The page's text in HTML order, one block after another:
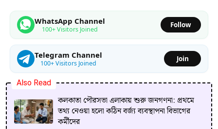
WhatsApp Channel
100+ Visitors Joined
Follow
Telegram Channel
100+ Visitors Joined
Join
Also Read
কলকাতা পৌরসভা এলাকায় শুরু জনগণনা: প্রথমে
তথ্য নেওয়া হলো কঠিন বর্জ্য ব্যবস্থাপনা বিভাগের
কর্মীদের